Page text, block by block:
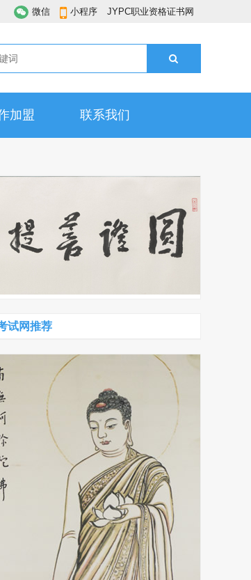
微信 小程序 JYPC职业资格证书网
加盟 联系我们
试网推荐